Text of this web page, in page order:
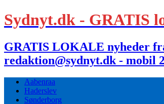
Sydnyt.dk - GRATIS
GRATIS LOKALE nyheder
redaktion@sydnyt.dk - mobil
Aabenraa
Haderslev
Sønderborg